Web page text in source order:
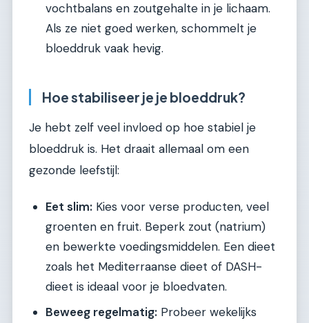
vochtbalans en zoutgehalte in je lichaam.
Als ze niet goed werken, schommelt je
bloeddruk vaak hevig.
Hoe stabiliseer je je bloeddruk?
Je hebt zelf veel invloed op hoe stabiel je
bloeddruk is. Het draait allemaal om een
gezonde leefstijl:
Eet slim: Kies voor verse producten, veel
groenten en fruit. Beperk zout (natrium)
en bewerkte voedingsmiddelen. Een dieet
zoals het Mediterraanse dieet of DASH-
dieet is ideaal voor je bloedvaten.
Beweeg regelmatig: Probeer wekelijks